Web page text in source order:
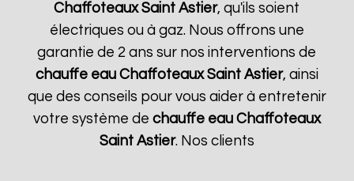
Chaffoteaux Saint Astier, qu'ils soient
électriques ou à gaz. Nous offrons une
garantie de 2 ans sur nos interventions de
chauffe eau Chaffoteaux Saint Astier, ainsi
que des conseils pour vous aider à entretenir
votre système de chauffe eau Chaffoteaux
Saint Astier. Nos clients